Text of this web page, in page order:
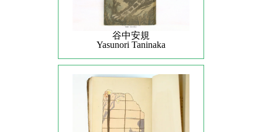
谷中安規
Yasunori Taninaka